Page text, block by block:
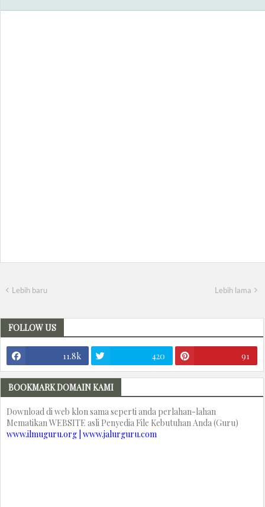
Lebih baru Lebih lama
FOLLOW US
11.8k 420 91
BOOKMARK DOMAIN KAMI
Download di web klon sama seperti anda perlahan-lahan
Mematikan WEBSITE asli Penyedia File Kebutuhan Anda (Guru)
www.ilmuguru.org | www.jalurguru.com